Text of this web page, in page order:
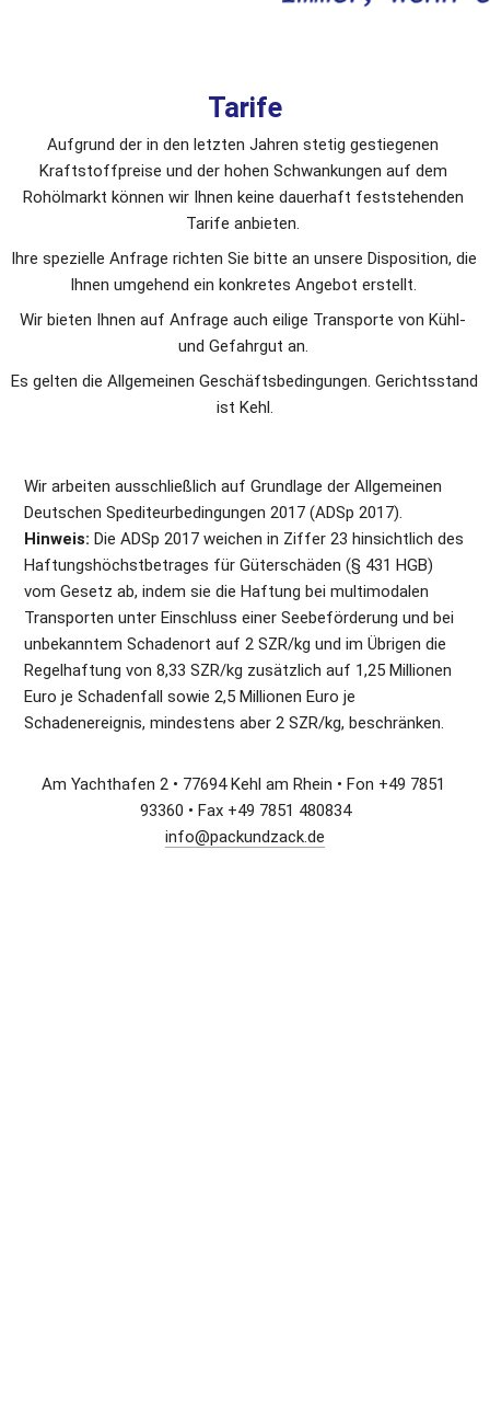
​Tarife​
Aufgrund der in den letzten Jahren stetig gestiegenen
Kraftstoffpreise und der hohen Schwan­kungen auf dem
Rohölmarkt können wir Ihnen keine dauerhaft feststehenden
Tarife anbieten.
Ihre spezielle Anfrage richten Sie bitte an unsere Disposition, die
Ihnen umgehend ein konkretes Angebot erstellt.
Wir bieten Ihnen auf Anfrage auch eilige Transporte von Kühl-
und Gefahrgut an.
Es gelten die Allgemeinen Geschäftsbedingungen. Gerichtsstand
ist Kehl.
Wir arbeiten ausschließlich auf Grundlage der Allgemeinen
Hinweis: Die ADSp 2017 weichen in Ziffer 23 hinsichtlich des
Haftungshöchstbetrages für Güterschäden (§ 431 HGB)
vom Gesetz ab, indem sie die Haftung bei multimodalen
Transporten unter Einschluss einer Seebeförderung und bei
unbekanntem Schadenort auf 2 SZR/kg und im Übrigen die
Regelhaftung von 8,33 SZR/kg zusätzlich auf 1,25 Millionen
Euro je Schadenfall sowie 2,5 Millionen Euro je
Schadenereignis, mindestens aber 2 SZR/kg, beschränken.
Am Yachthafen 2 • 77694 Kehl am Rhein • Fon +49 7851
93360 • Fax +49 7851 480834
info@packundzack.de